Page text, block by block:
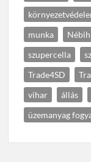
munka
Nébih
szupercella
Trade4SD
vihar
állás
üzemanyag